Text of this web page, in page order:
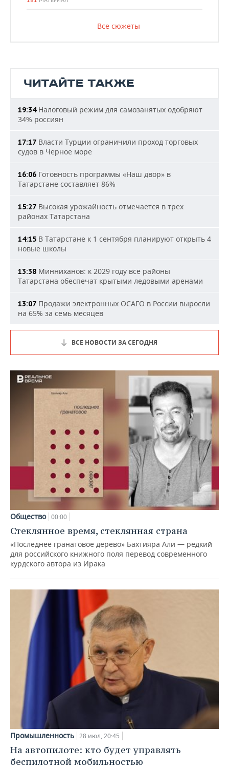
Все сюжеты
ЧИТАЙТЕ ТАКЖЕ
19:34Налоговый режим для самозанятых одобряют
34% россиян
17:17 Власти Турции ограничили проход торговых
судов в Черное море
16:06 Готовность программы «Наш двор» в
Татарстане составляет 86%
15:27 Высокая урожайность отмечается в трех
районах Татарстана
14:15 В Татарстане к 1 сентября планируют открыть 4
новые школы
13:38 Минниханов: к 2029 году все районы
Татарстана обеспечат крытыми ледовыми аренами
13:07 Продажи электронных ОСАГО в России выросли
на 65% за семь месяцев
ВСЕ НОВОСТИ ЗА СЕГОДНЯ
Общество 00:00
Стеклянное время, стеклянная страна
«Последнее гранатовое дерево» Бахтияра Али — редкий
для российского книжного поля перевод современного
курдского автора из Ирака
Промышленность 28 июл, 20:45
На автопилоте: кто будет управлять
беспилотной мобильностью